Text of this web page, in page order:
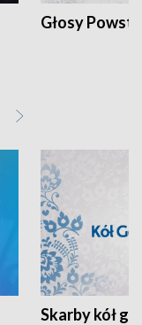
Głosy
Skarby kół